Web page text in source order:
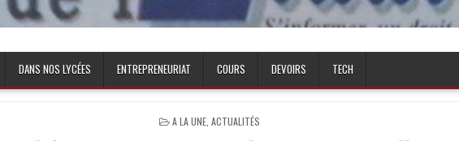
DANS NOS LYCÉES ENTREPRENEURIAT COURS DEVOIRS TECH
POSTED
A LA UNE, ACTUALITÉS